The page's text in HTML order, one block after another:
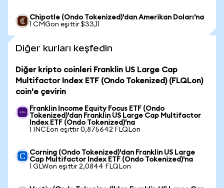
Chipotle (Ondo Tokenized)'dan Amerikan Doları'na
1 CMGon eşittir $33,11
Diğer kurları keşfedin
Diğer kripto coinleri Franklin US Large Cap
Multifactor Index ETF (Ondo Tokenized) (FLQLon)
coin'e çevirin
Franklin Income Equity Focus ETF (Ondo
Tokenized)'dan Franklin US Large Cap Multifactor
Index ETF (Ondo Tokenized)'na
1 INCEon eşittir 0,875642 FLQLon
Corning (Ondo Tokenized)'dan Franklin US Large
Cap Multifactor Index ETF (Ondo Tokenized)'na
1 GLWon eşittir 2,0844 FLQLon